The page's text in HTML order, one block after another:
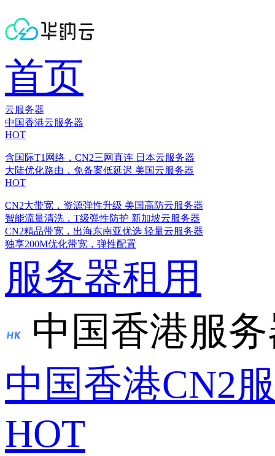
首页
云服务器
中国香港云服务器
HOT
含国际T1网络，CN2三网直连 日本云服务器
大陆优化路由，免备案低延迟 美国云服务器
HOT
CN2大带宽，资源弹性升级 美国高防云服务器
智能流量清洗，T级弹性防护 新加坡云服务器
CN2精品带宽，出海东南亚优选 轻量云服务器
独享200M优化带宽，弹性配置
服务器租用
中国香港服
中国香港CN2
HOT